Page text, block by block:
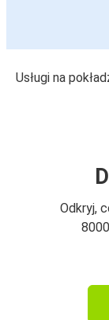
Usługi na
Odkryj,